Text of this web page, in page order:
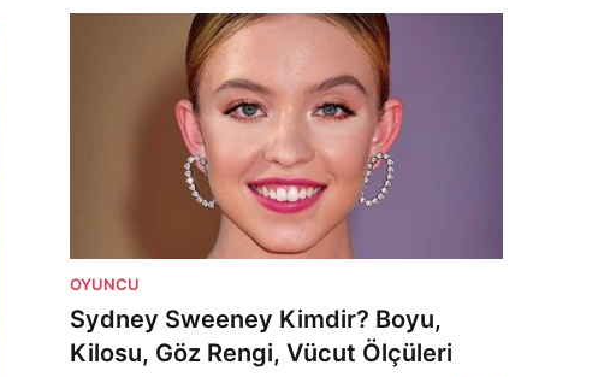
OYUNCU
Sydney Sweeney Kimdir? Boyu,
Kilosu, Göz Rengi, Vücut Ölçüleri